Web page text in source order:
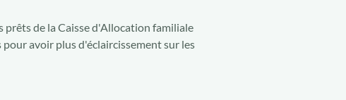
prêts de la Caisse d'Allocation familiale
avoir plus d'éclaircissement sur les